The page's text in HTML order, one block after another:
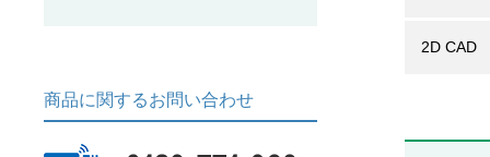
2D CAD
商品に関するお問い合わせ